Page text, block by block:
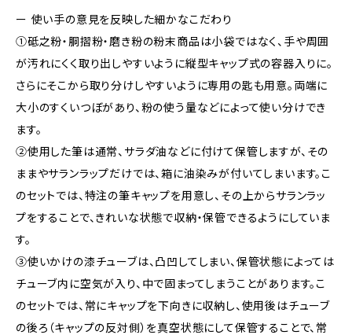
ー 使い手の意見を反映した細かなこだわり
①砥之粉・胴摺粉・磨き粉の粉末商品は小袋ではなく、手や周囲
が汚れにくく取り出しやすいように縦型キャップ式の容器入りに。
さらにそこから取り分けしやすいように専用の匙も用意。両端に
大小のすくいつぼがあり、粉の使う量などによって使い分けでき
ます。
②使用した筆は通常、サラダ油などに付けて保管しますが、その
ままやサランラップだけでは、箱に油染みが付いてしまいます。こ
のセットでは、特注の筆キャップを用意し、その上からサランラッ
プをすることで、きれいな状態で収納・保管できるようにしていま
す。
③使いかけの漆チューブは、凸凹してしまい、保管状態によっては
チューブ内に空気が入り、中で固まってしまうことがあります。こ
のセットでは、常にキャップを下向きに収納し、使用後はチューブ
の後ろ（キャップの反対側）を真空状態にして保管することで、常